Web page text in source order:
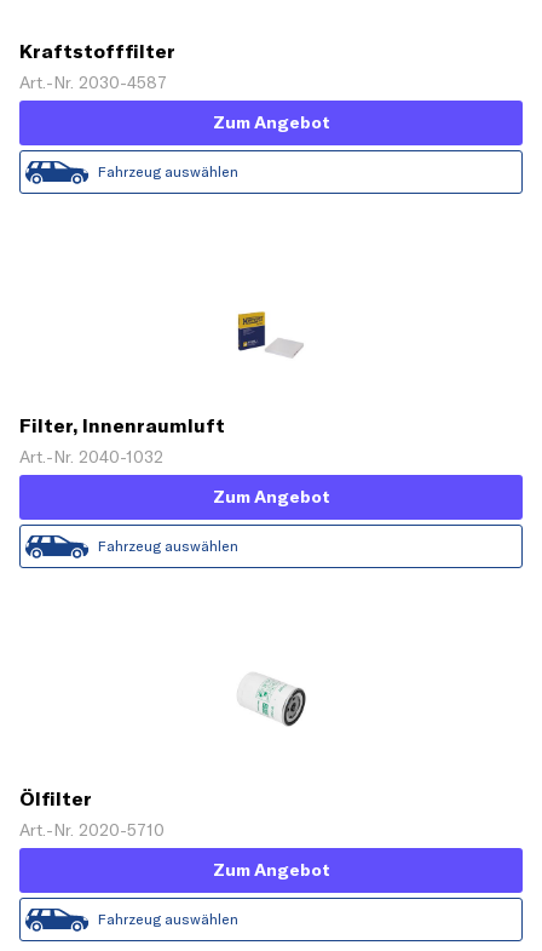
Kraftstofffilter
Art.-Nr. 2030-4587
Zum Angebot
Fahrzeug auswählen
Filter, Innenraumluft
Art.-Nr. 2040-1032
Zum Angebot
Fahrzeug auswählen
Ölfilter
Art.-Nr. 2020-5710
Zum Angebot
Fahrzeug auswählen